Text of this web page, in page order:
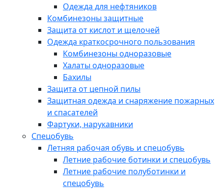
Одежда для нефтяников
Комбинезоны защитные
Защита от кислот и щелочей
Одежда краткосрочного пользования
Комбинезоны одноразовые
Халаты одноразовые
Бахилы
Защита от цепной пилы
Защитная одежда и снаряжение пожарных
и спасателей
Фартуки, нарукавники
Спецобувь
Летняя рабочая обувь и спецобувь
Летние рабочие ботинки и спецобувь
Летние рабочие полуботинки и
спецобувь